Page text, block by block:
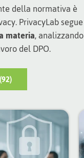
della normativa è
PrivacyLab segue
materia, analizzando
del DPO.